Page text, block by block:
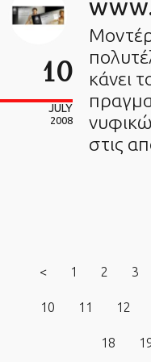
10
JULY
2008
κάνει
στις
< 1 2 3
10 11 12
18